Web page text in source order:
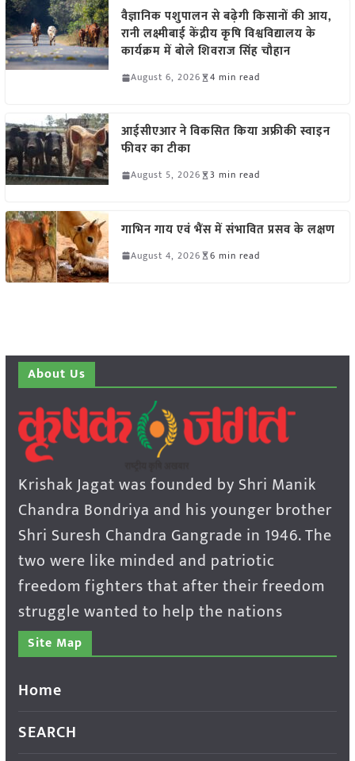
वैज्ञानिक पशुपालन से बढ़ेगी किसानों की आय,
रानी लक्ष्मीबाई केंद्रीय कृषि विश्वविद्यालय के
कार्यक्रम में बोले शिवराज सिंह चौहान
August 6, 2026 4 min read
आईसीएआर ने विकसित किया अफ्रीकी स्वाइन
फीवर का टीका
August 5, 2026 3 min read
गाभिन गाय एवं भैंस में संभावित प्रसव के लक्षण
August 4, 2026 6 min read
About Us
Krishak Jagat was founded by Shri Manik
Chandra Bondriya and his younger brother
Shri Suresh Chandra Gangrade in 1946. The
two were like minded and patriotic
freedom fighters that after their freedom
struggle wanted to help the nations
Site Map
Home
SEARCH